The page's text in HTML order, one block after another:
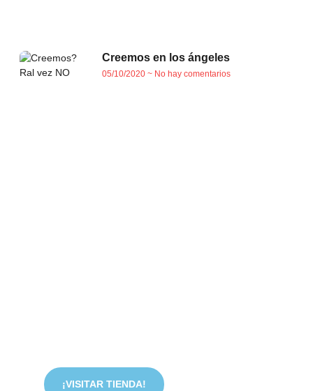
Creemos en los ángeles
05/10/2020 No hay comentarios
¡VISITAR TIENDA!